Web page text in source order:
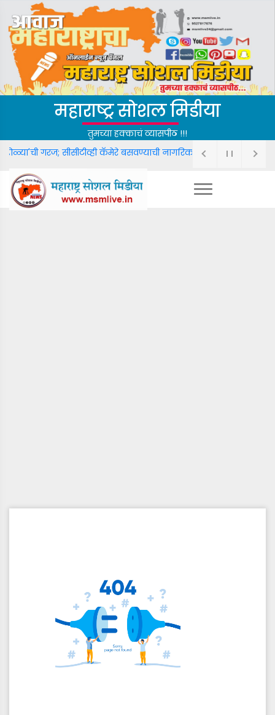
महाराष्ट्र सोशल मिडीया
तुमच्या हक्काचं व्यासपीठ !!!
गरज; सीसीटीव्ही कॅमेरे बसवण्याची नागरिकांमधून जोरदार मागणी.